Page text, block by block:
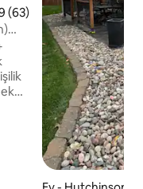
ortalama 4,89
(63)